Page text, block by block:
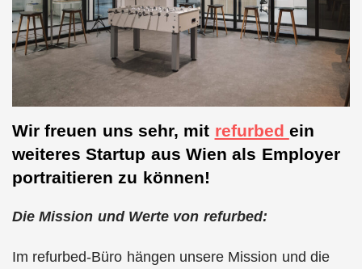
Wir freuen uns sehr, mit refurbed ein
weiteres Startup aus Wien als Employer
portraitieren zu können!
Die Mission und Werte von refurbed:
Im refurbed-Büro hängen unsere Mission und die